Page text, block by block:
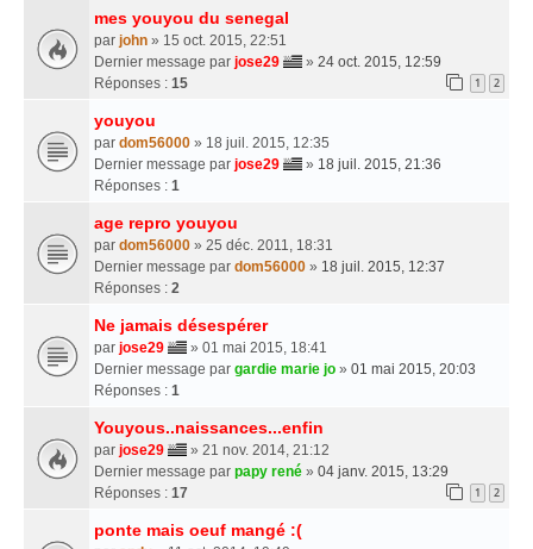
mes youyou du senegal
par john » 15 oct. 2015, 22:51
Dernier message par jose29 » 24 oct. 2015, 12:59
Réponses : 15 1 2
youyou
par dom56000 » 18 juil. 2015, 12:35
Dernier message par jose29 » 18 juil. 2015, 21:36
Réponses : 1
age repro youyou
par dom56000 » 25 déc. 2011, 18:31
Dernier message par dom56000 » 18 juil. 2015, 12:37
Réponses : 2
Ne jamais désespérer
par jose29
» 01 mai 2015, 18:41
Dernier message par gardie marie jo » 01 mai 2015, 20:03
Réponses : 1
Youyous..naissances...enfin
par jose29
» 21 nov. 2014, 21:12
Dernier message par papy rené » 04 janv. 2015, 13:29
Réponses : 17 1 2
ponte mais oeuf mangé :(